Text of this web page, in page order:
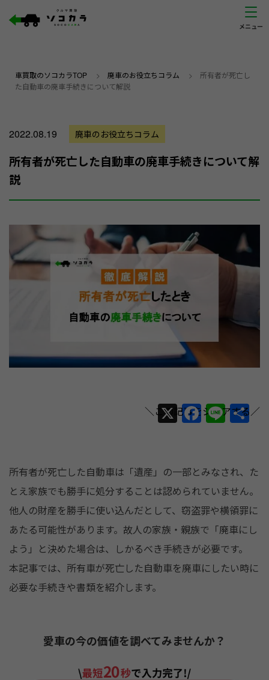
車買取のソコカラTOP > 廃車のお役立ちコラム > 所有者が死亡し
た自動車の廃車手続きについて解説
2022.08.19 廃車のお役立ちコラム
所有者が死亡した自動車の廃車手続きについて解
説
X F
e
b
o
o
k
Li 共
所有者が死亡した自動車は「遺産」の一部とみなされ、た
とえ家族でも勝手に処分することは認められていません。
他人の財産を勝手に使い込んだとして、窃盗罪や横領罪に
あたる可能性があります。故人の家族・親族で「廃車にし
よう」と決めた場合は、しかるべき手続きが必要です。
本記事では、所有車が死亡した自動車を廃車にしたい時に
必要な手続きや書類を紹介します。
愛車の今の価値を調べてみませんか？